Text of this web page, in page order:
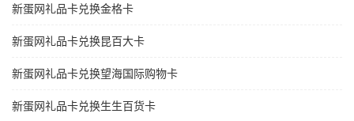
新蛋网礼品卡兑换金格卡
新蛋网礼品卡兑换昆百大卡
新蛋网礼品卡兑换望海国际购物卡
新蛋网礼品卡兑换生生百货卡